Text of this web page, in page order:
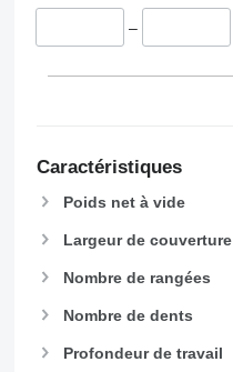
–
Caractéristiques
Poids net à vide
Largeur de couverture
Nombre de rangées
Nombre de dents
Profondeur de travail